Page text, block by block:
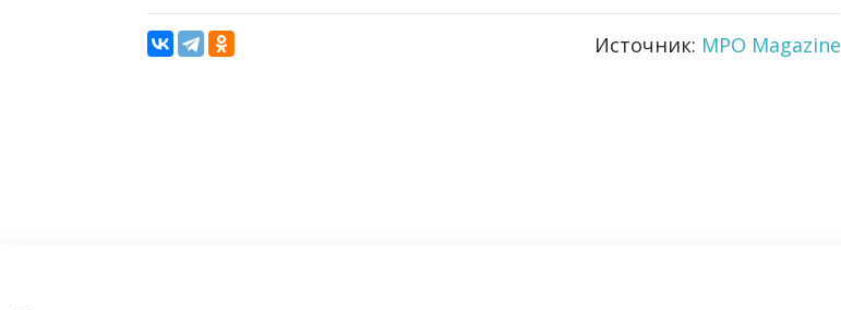
Источник: MPO Magazine